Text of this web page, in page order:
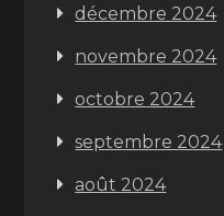
décembre 2024
novembre 2024
octobre 2024
septembre 2024
août 2024